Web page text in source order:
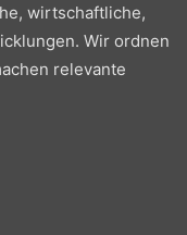
wirtschaftliche,
Wir ordnen
relevante